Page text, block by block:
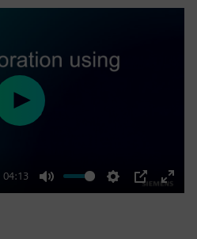
04:13
Mute Settings
PIP
Enter
Play